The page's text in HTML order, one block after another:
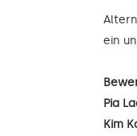
ein
Pia
Kim